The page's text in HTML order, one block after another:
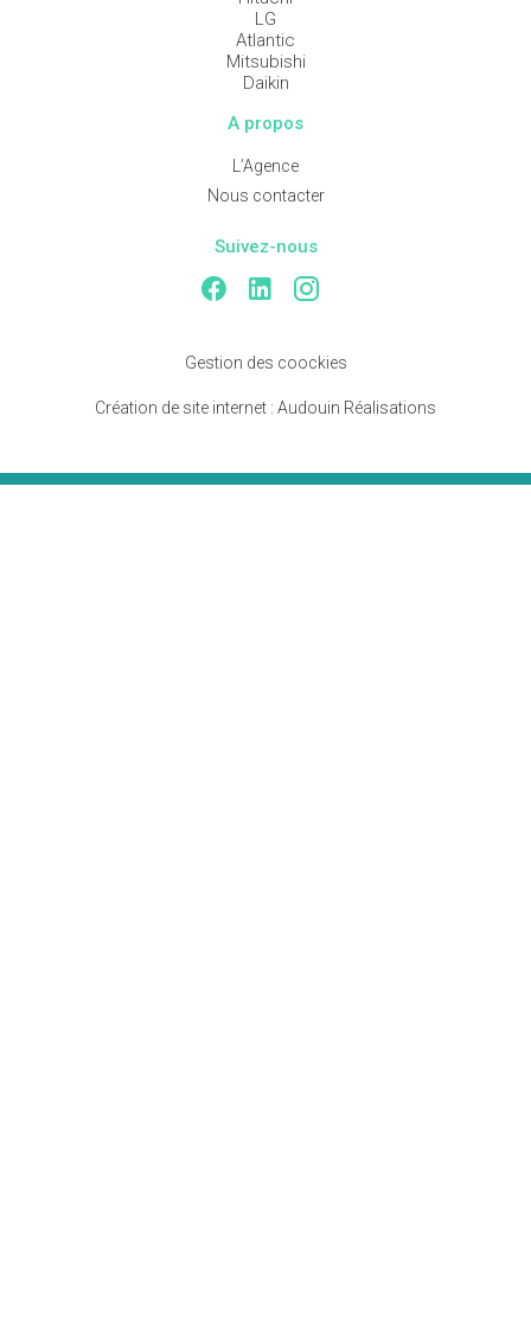
LG
Atlantic
Mitsubishi
Daikin
A propos
L’Agence
Nous contacter
Suivez-nous
Gestion des coockies
Création de site internet : Audouin Réalisations